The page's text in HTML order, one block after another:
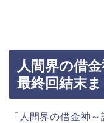
人間界の借
最終回結末
「人間界の借金神